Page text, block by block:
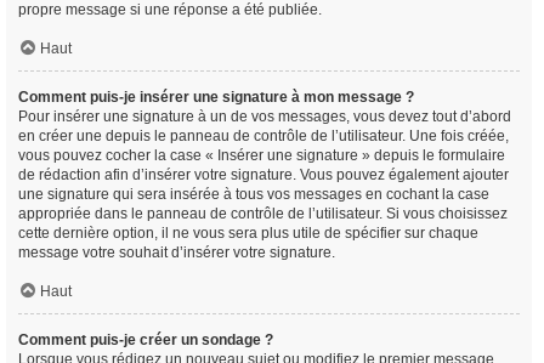
propre message si une réponse a été publiée.
Haut
Comment puis-je insérer une signature à mon message ?
Pour insérer une signature à un de vos messages, vous devez tout d’abord
en créer une depuis le panneau de contrôle de l’utilisateur. Une fois créée,
vous pouvez cocher la case « Insérer une signature » depuis le formulaire
de rédaction afin d’insérer votre signature. Vous pouvez également ajouter
une signature qui sera insérée à tous vos messages en cochant la case
appropriée dans le panneau de contrôle de l’utilisateur. Si vous choisissez
cette dernière option, il ne vous sera plus utile de spécifier sur chaque
message votre souhait d’insérer votre signature.
Haut
Comment puis-je créer un sondage ?
Lorsque vous rédigez un nouveau sujet ou modifiez le premier message